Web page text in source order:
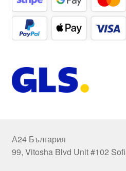
А24 България
99, Vitosha Blvd Unit #102